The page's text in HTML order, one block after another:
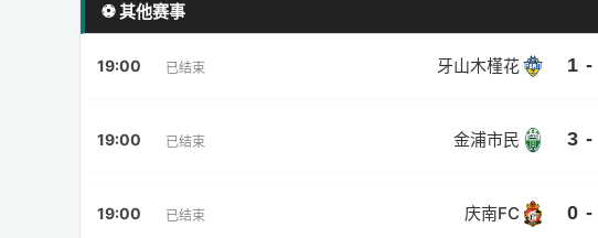
⚽ 其他赛事
19:00 已结束 牙山木槿花 1 -
19:00 已结束 金浦市民 3 -
19:00 已结束 庆南FC 0 -